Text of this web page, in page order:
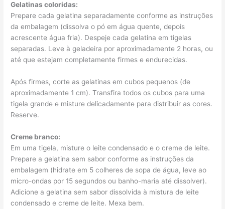
Gelatinas coloridas:
Prepare cada gelatina separadamente conforme as instruções
da embalagem (dissolva o pó em água quente, depois
acrescente água fria). Despeje cada gelatina em tigelas
separadas. Leve à geladeira por aproximadamente 2 horas, ou
até que estejam completamente firmes e endurecidas.
Após firmes, corte as gelatinas em cubos pequenos (de
aproximadamente 1 cm). Transfira todos os cubos para uma
tigela grande e misture delicadamente para distribuir as cores.
Reserve.
Creme branco:
Em uma tigela, misture o leite condensado e o creme de leite.
Prepare a gelatina sem sabor conforme as instruções da
embalagem (hidrate em 5 colheres de sopa de água, leve ao
micro-ondas por 15 segundos ou banho-maria até dissolver).
Adicione a gelatina sem sabor dissolvida à mistura de leite
condensado e creme de leite. Mexa bem.